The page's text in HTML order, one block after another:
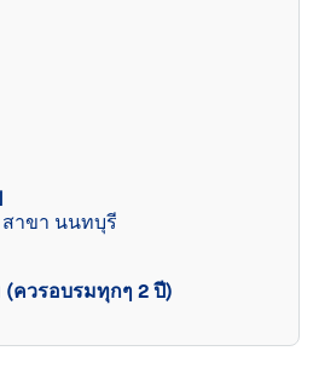
าขา นนทบุรี
ควรอบรมทุกๆ 2 ปี)